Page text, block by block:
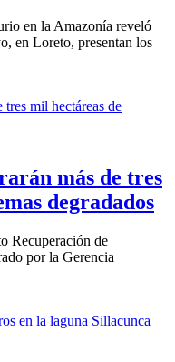
en la Amazonía reveló
en Loreto, presentan los
más de tres
degradados
Recuperación de
por la Gerencia